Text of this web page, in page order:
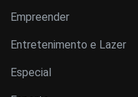
Empreender
Entretenimento e Lazer
Especial